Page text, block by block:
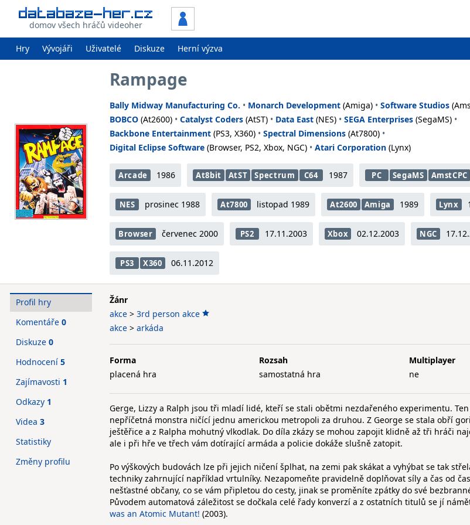
domov všech hráčů videoher
Hry Vývojáři Uživatelé Diskuze Herní výzva
Rampage
Bally Midway Manufacturing Co. • Monarch Development (Amiga) • Software Studios
BOBCO (At2600) • Catalyst Coders (AtST) • Data East (NES) • SEGA Enterprises (SegaMS) •
Backbone Entertainment (PS3, X360) • Spectral Dimensions (At7800) •
Digital Eclipse Software (Browser, PS2, Xbox, NGC) • Atari Corporation (Lynx)
Arcade 1986 At8bit AtST Spectrum C64 1987 PC SegaMS AmstCPC
NES prosinec 1988 At7800 listopad 1989 At2600 Amiga 1989 Lynx
Browser červenec 2000 PS2 17.11.2003 Xbox 02.12.2003 NGC
PS3 X360 06.11.2012
Žánr
akce > 3rd person akce
akce > arkáda
Forma
placená hra
Rozsah
samostatná hra
Multiplayer
ne
Gerge, Lizzy a Ralph jsou tři mladí lidé, kteří se stali obětmi nezdařeného experimentu.
nepříčetná monstra ničící jednu americkou metropoli za druhou. Z George se stala obří
ještěřice a z Ralpha mohutný vlkodlak. Do díla zkázy se mohou zapojit klidně až tři hráči
ale i při hře ve třech vám dotírající armáda a policie dokáže slušně zatopit.
Po výškových budovách lze při jejich ničení šplhat, na zemi pak skákat a vyhýbat se tak
techniky zahrnující například vrtulníky. Nezapomeňte pravidelně doplňovat síly a čas od
nešťastné občany, co se vám připletou do cesty, jinak se proměníte zpátky do své
Původem automatová záležitost se dočkala celé řady konverzí a z ostatních titulů se jí
was an Atomic Mutant! (2003).
Profil hry
Komentáře 0
Diskuze 0
Hodnocení 5
Zajímavosti 1
Odkazy 1
Videa 3
Statistiky
Změny profilu